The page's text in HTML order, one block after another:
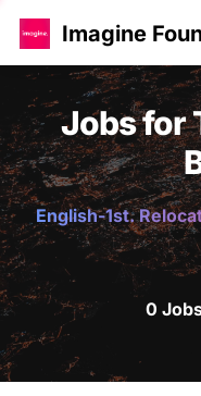
Imagine
Jobs for
English-1st.
0